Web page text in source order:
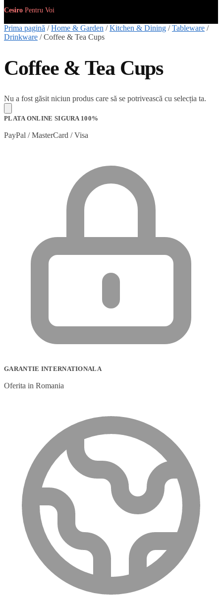
Cesiro Pentru Voi
Prima pagină /Home & Garden /Kitchen & Dining /Tableware /
Drinkware /Coffee & Tea Cups
Coffee & Tea Cups
Nu a fost găsit niciun produs care să se potrivească cu selecția ta.
PLATA ONLINE SIGURA 100%
PayPal / MasterCard / Visa
GARANTIE INTERNATIONALA
Oferita in Romania